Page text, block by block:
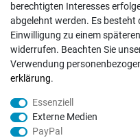
© Copyright 2026 | Alle Rechte
berechtigten Interesses
abgelehnt werden. Es besteht
Einwilligung zu einem
widerrufen. Beachten Sie
Verwendung
erklärung.
Essenziell
Externe Medien
PayPal